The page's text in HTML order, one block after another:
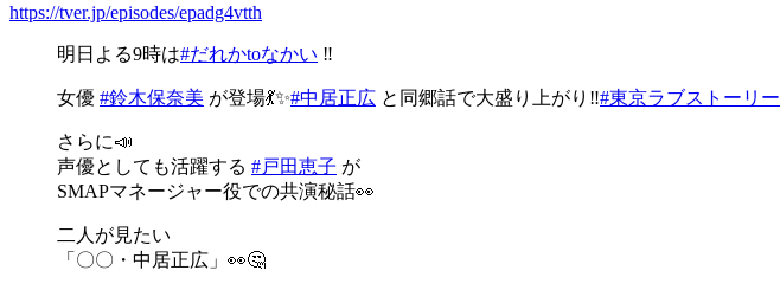
https://tver.jp/episodes/epadg4vtth
明日よる9時は#だれかtoなかい ‼️
女優 #鈴木保奈美 が登場💃✨#中居正広 と同郷話で大盛り上がり‼️#東京ラブストーリー
さらに📣
声優としても活躍する #戸田恵子 が
SMAPマネージャー役での共演秘話👀
二人が見たい
「〇〇・中居正広」👀🤔